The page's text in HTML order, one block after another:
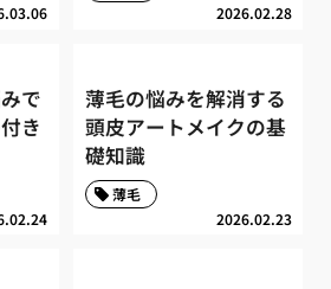
2026.02.28
で
き
薄毛の悩みを解消する
頭皮アートメイクの基
礎知識
2026.02.23
薄毛